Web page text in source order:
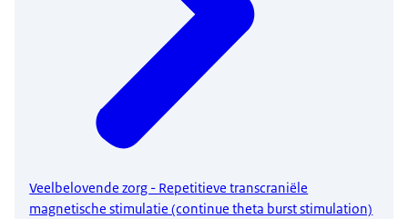
Veelbelovende zorg - Repetitieve transcraniële
magnetische stimulatie (continue theta burst stimulation)